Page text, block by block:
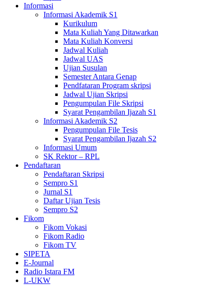
Informasi
Informasi Akademik S1
Kurikulum
Mata Kuliah Yang Ditawarkan
Mata Kuliah Konversi
Jadwal Kuliah
Jadwal UAS
Ujian Susulan
Semester Antara Genap
Pendfataran Program skripsi
Jadwal Ujian Skripsi
Pengumpulan File Skripsi
Syarat Pengambilan Ijazah S1
Informasi Akademik S2
Pengumpulan File Tesis
Syarat Pengambilan Ijazah S2
Informasi Umum
SK Rektor – RPL
Pendaftaran
Pendaftaran Skripsi
Sempro S1
Jurnal S1
Daftar Ujian Tesis
Sempro S2
Fikom
Fikom Vokasi
Fikom Radio
Fikom TV
SIPETA
E-Journal
Radio Istara FM
L-UKW